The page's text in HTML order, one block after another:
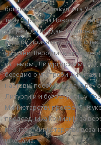
богословског факултета
тему „Примена Новозаветних
доцент др Владан Таталовић
како би приказао широк
настави. Вероучитељима се
са темом „Литургијски метод
беседио о употреби
настави, посебно када је
Литургији и богослужењу.
Министарству просвете,
председника Комисије за
планове Министарства
школама.